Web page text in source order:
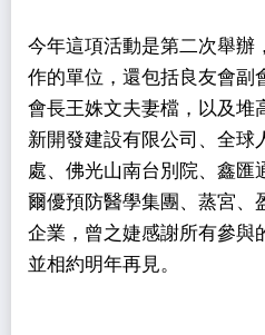
今年這項活動是第二次舉辦
作的單位，還包括良友會副
會長王姝文夫妻檔，以及堆
新開發建設有限公司、全球
處、佛光山南台別院、鑫匯
爾優預防醫學集團、蒸宮、
企業，曾之婕感謝所有參與
並相約明年再見。